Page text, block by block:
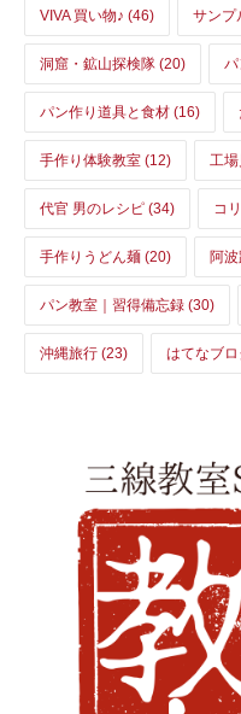
VIVA 買い物♪ (46) サンプ
洞窟・鉱山探検隊 (20)
パン作り道具と食材 (16)
手作り体験教室 (12) 工
代官 男のレシピ (34) コ
手作りうどん麺 (20) 阿
パン教室｜習得備忘録 (30)
沖縄旅行 (23) はてなブ